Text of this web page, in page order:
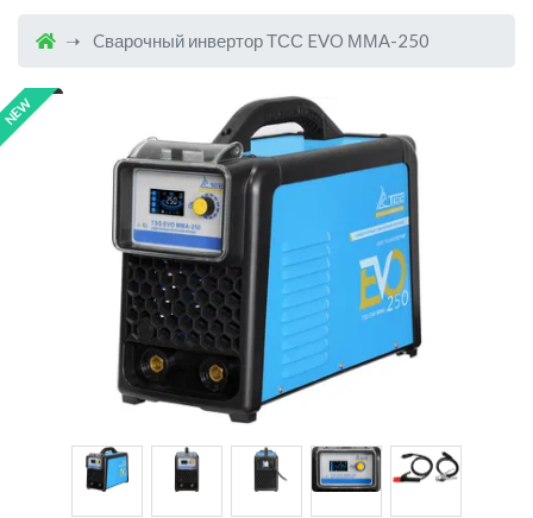
Cварочный инвертор ТСС EVO ММА-250
NEW